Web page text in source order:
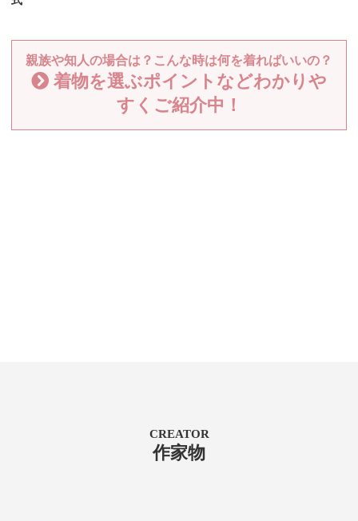
親族や知人の場合は？こんな時は何を着ればいいの？
着物を選ぶポイントなどわかりや
すくご紹介中！
CREATOR
作家物